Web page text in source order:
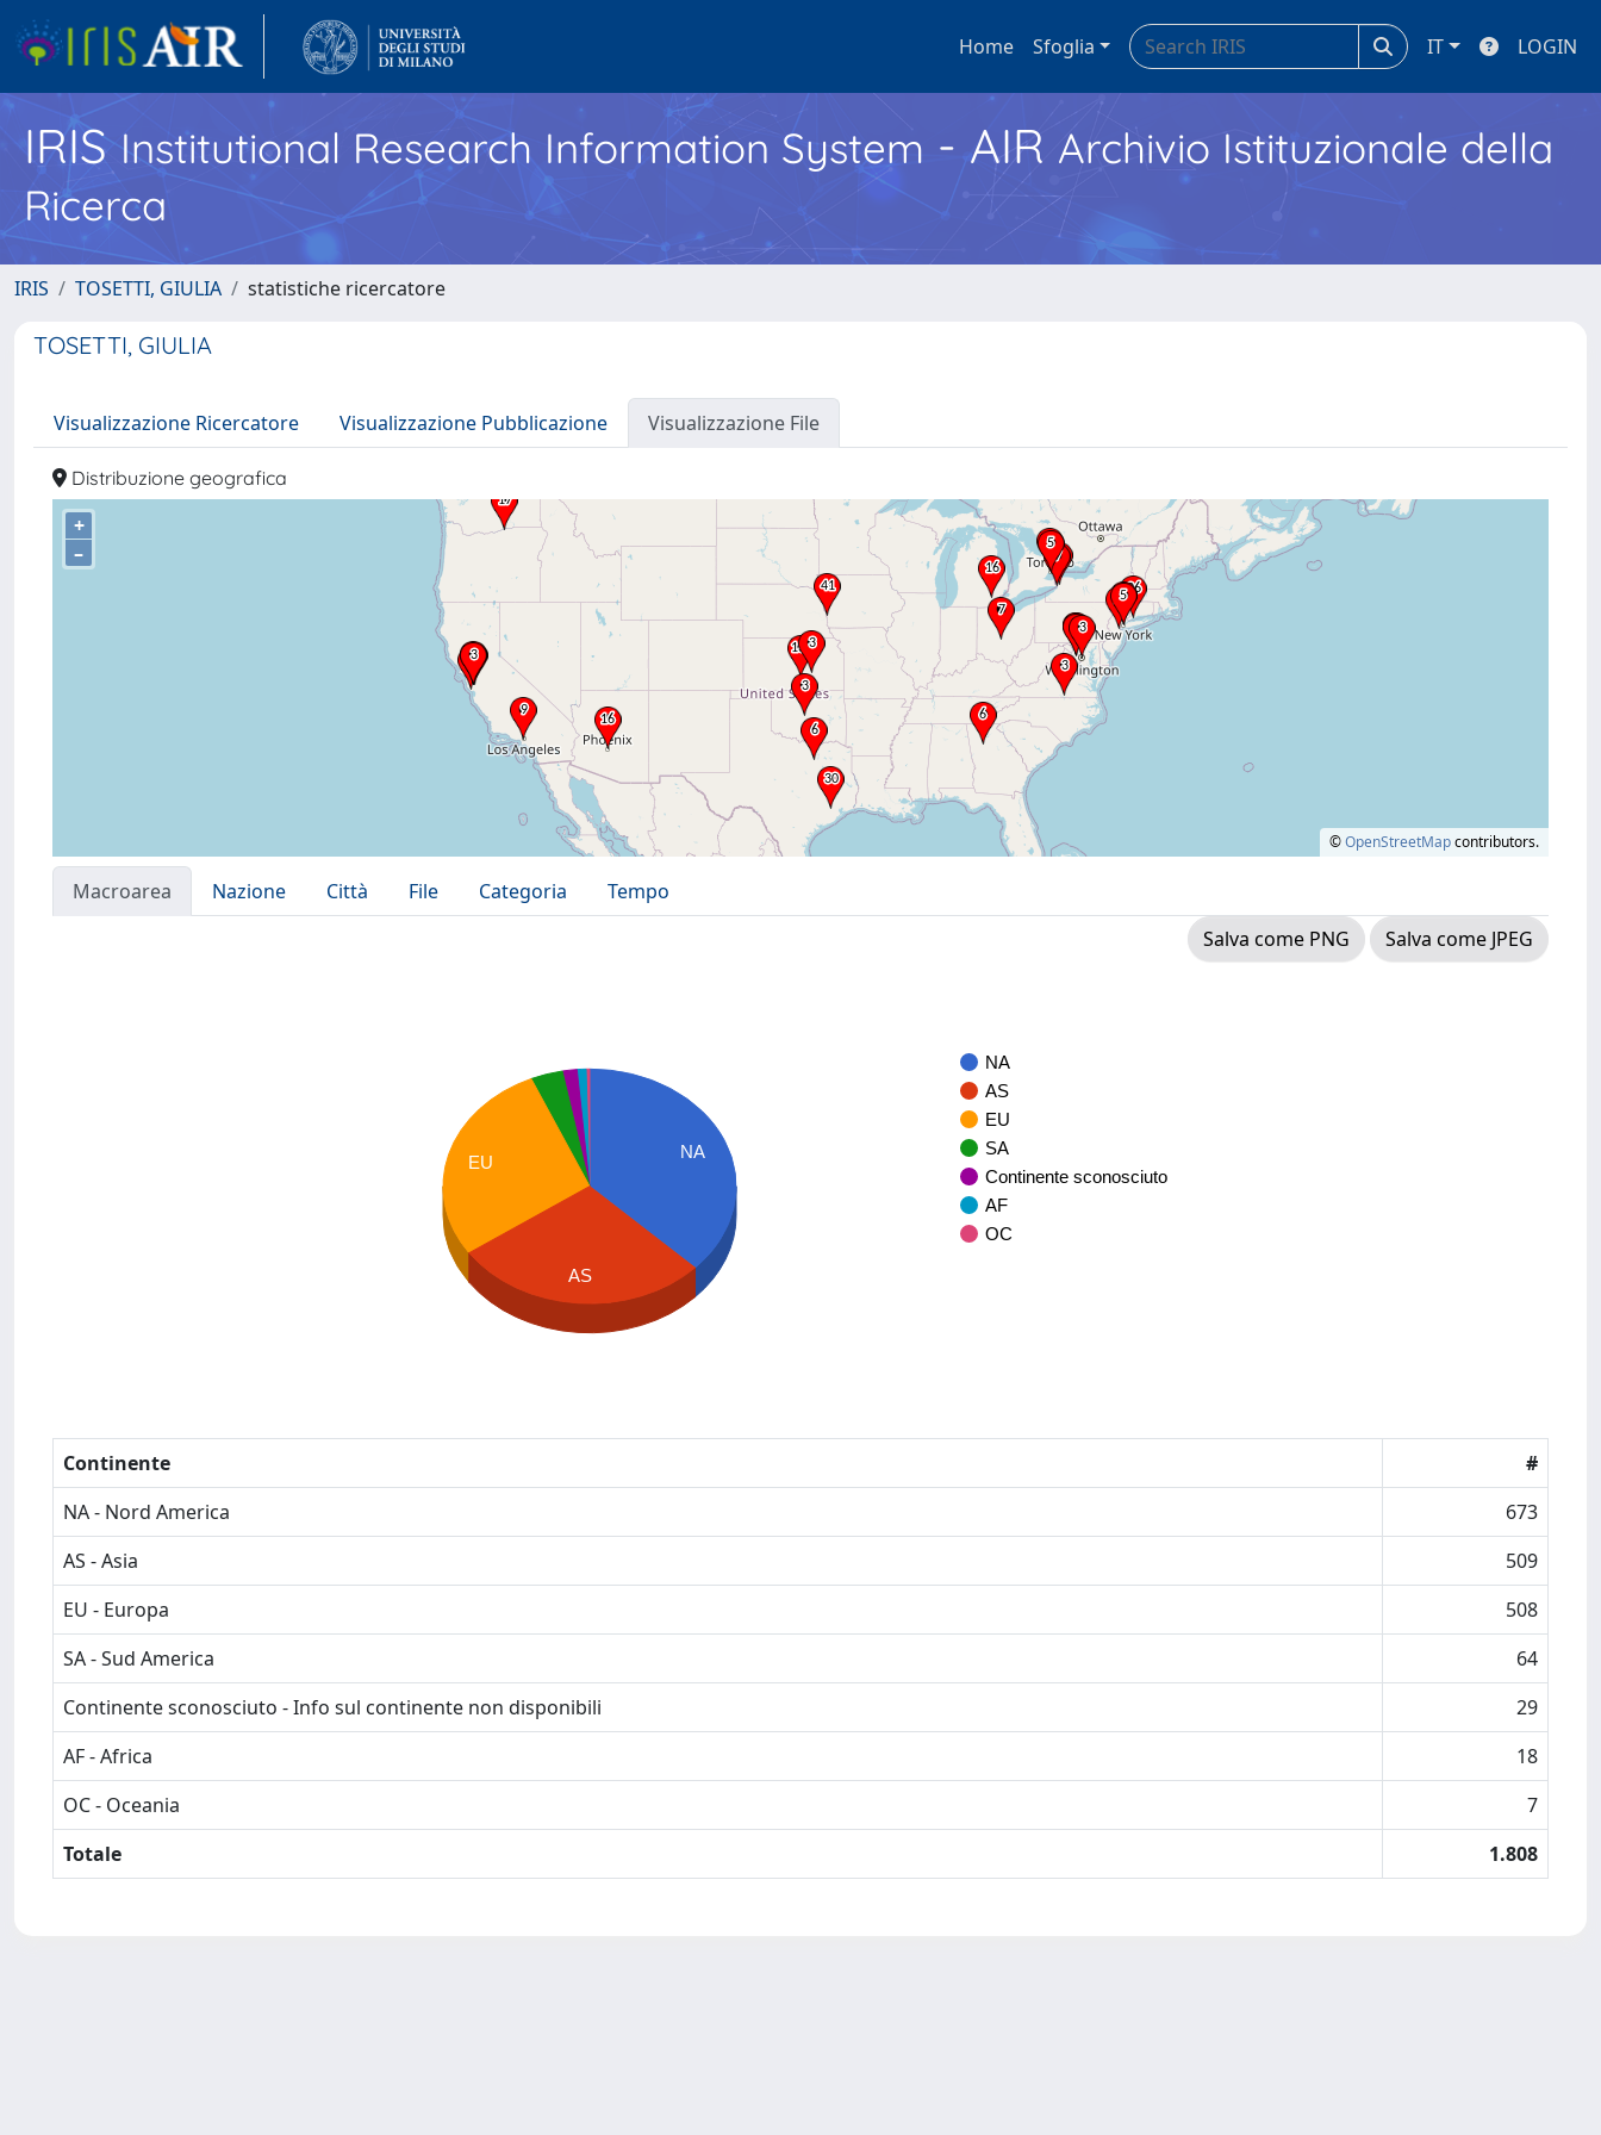
Home Sfoglia IT LOGIN
IRISInstitutional Research Information System - AIR Archivio Istituzionale della
Ricerca
IRIS TOSETTI, GIULIA statistiche ricercatore
TOSETTI, GIULIA
Visualizzazione Ricercatore Visualizzazione Pubblicazione Visualizzazione File
Distribuzione geografica
+
–
©OpenStreetMapcontributors.
Macroarea Nazione Città File Categoria
Tempo
Salva come PNG
Salva come JPEG
NA
AS
EU
SA
Continente sconosciuto
AF
OC
NA
EU
AS
Continente
#
NA - Nord America
673
AS - Asia
509
EU - Europa
508
SA - Sud America
64
Continente sconosciuto - Info sul continente non disponibili
29
AF - Africa
18
OC - Oceania
7
Totale
1.808